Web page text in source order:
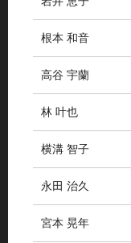
根本 和音
高谷 宇蘭
林 叶也
横溝 智子
永田 治久
宮本 晃年